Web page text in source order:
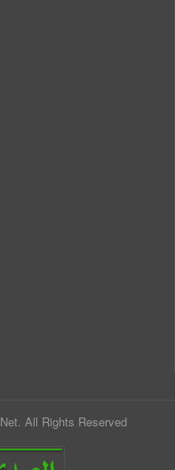
All Rights Reserved